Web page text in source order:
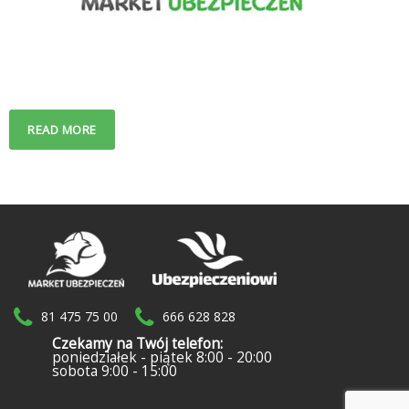
READ MORE
81 475 75 00 666 628 828
Czekamy na Twój telefon:
poniedziałek - piątek 8:00 - 20:00
sobota 9:00 - 15:00